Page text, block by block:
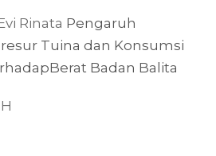
Rinata Pengaruh
Tuina dan Konsumsi
Badan Balita